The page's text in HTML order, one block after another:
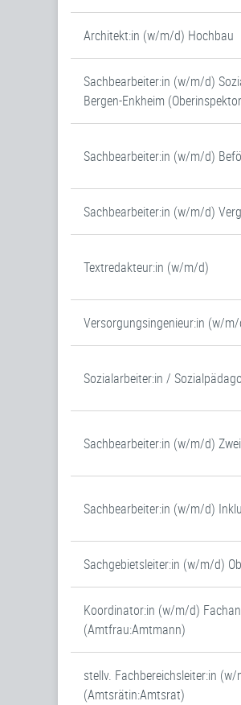
Architekt:in (w/m/d) Hochbau
Sachbearbeiter:in (w/m/d)
Bergen-Enkheim
Sachbearbeiter:in (w/m/d)
Sachbearbeiter:in (w/m/d)
Textredakteur:in (w/m/d)
Versorgungsingenieur:in (w/
Sozialarbeiter:in /
Sachbearbeiter:in (w/m/d)
Sachbearbeiter:in (w/m/d)
Sachgebietsleiter:in (w/m/d)
Koordinator:in (w/m/d)
(Amtfrau:Amtmann)
stellv. Fachbereichsleiter:in
(Amtsrätin:Amtsrat)